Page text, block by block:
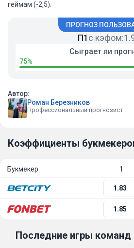
геймам (-2,5).
ПРОГНОЗ
П1с кэфом:
75%
Сыграет ли
Автор:
Роман Березников
Профессиональный прогнозист
Коэффициенты
Букмекер 1
1.83
1.85
Последние игры команд